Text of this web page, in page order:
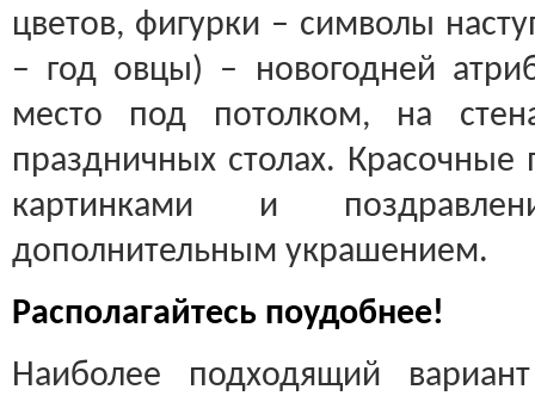
цветов, фигурки – символы
– год овцы) –
новогодней
место под потолком, на
праздничных столах.
картинками и
дополнительным украшением.
Располагайтесь поудобнее!
Наиболее подходящий